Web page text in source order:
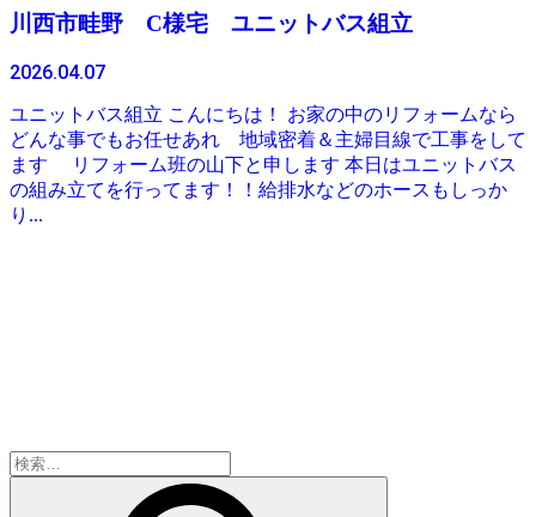
川西市畦野 C様宅 ユニットバス組立
2026.04.07
ユニットバス組立 こんにちは！ お家の中のリフォームなら
どんな事でもお任せあれ 地域密着＆主婦目線で工事をして
ます リフォーム班の山下と申します 本日はユニットバス
の組み立てを行ってます！！給排水などのホースもしっか
り...
検
索: